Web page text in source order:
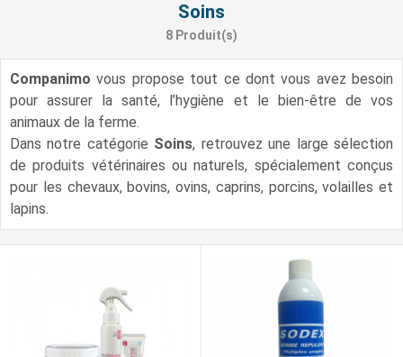
Soins
8 Produit(s)
Companimo vous propose tout ce dont vous avez besoin
pour assurer la santé, l’hygiène et le bien-être de vos
animaux de la ferme.
Dans notre catégorie Soins, retrouvez une large sélection
de produits vétérinaires ou naturels, spécialement conçus
pour les chevaux, bovins, ovins, caprins, porcins, volailles et
lapins.